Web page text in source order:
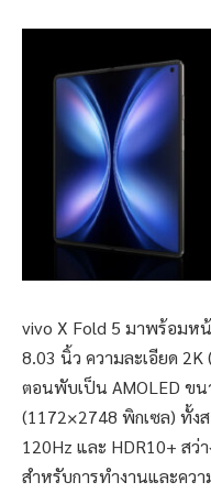
vivo X Fold 5 มาพร้อมห
8.03 นิ้ว ความละเอียด
ตอนพับเป็น AMOLED ขน
(1172×2748 พิกเซล) ทั้ง
120Hz และ HDR10+ สว่
สำหรับการทำงานและคว